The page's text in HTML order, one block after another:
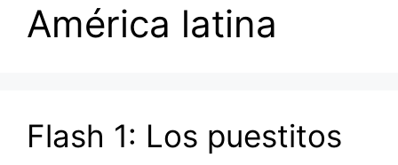
América latina
Flash 1: Los puestitos